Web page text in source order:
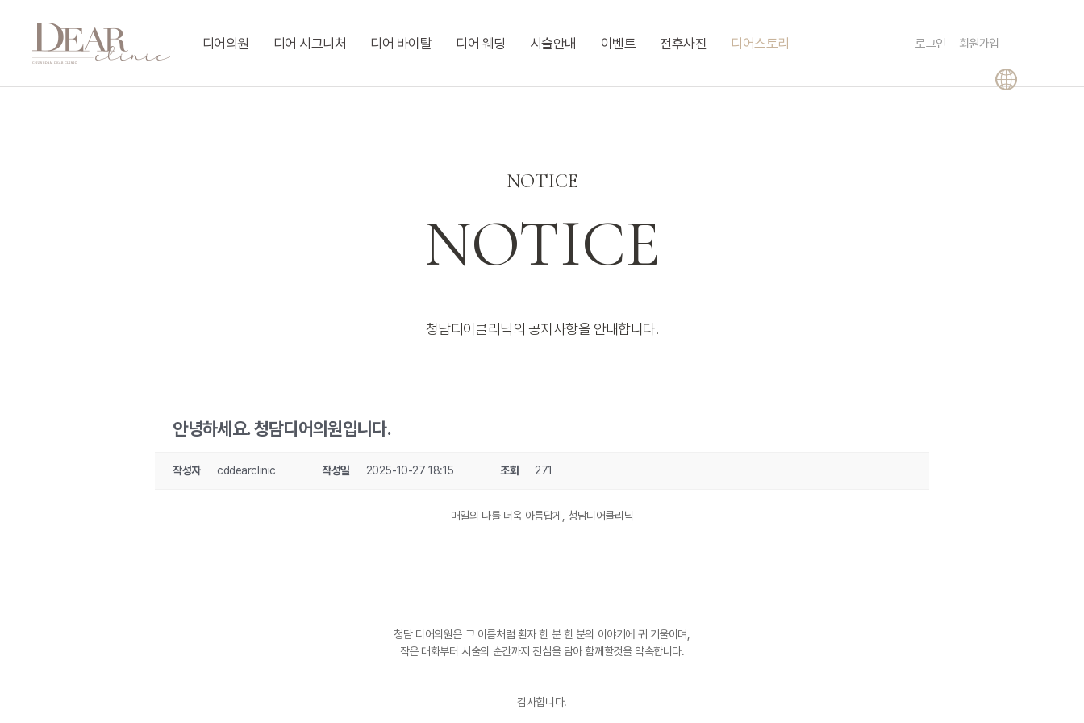
디어의원 디어 시그니처 디어 바이탈 디어 웨딩 시술안내 이벤트 전후사진 디어스토리 로그인 회원가입
NOTICE
NOTICE
청담디어클리닉의 공지사항을 안내합니다.
안녕하세요. 청담디어의원입니다.
작성자 cddearclinic 작성일 2025-10-27 18:15 조회 271
매일의 나를 더욱 아름답게, 청담디어클리닉
청담 디어의원은 그 이름처럼 환자 한 분 한 분의 이야기에 귀 기울이며,
작은 대화부터 시술의 순간까지 진심을 담아 함께할것을 약속합니다.
감사합니다.